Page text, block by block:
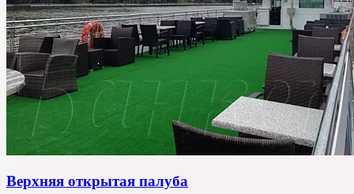
Верхняя открытая палуба